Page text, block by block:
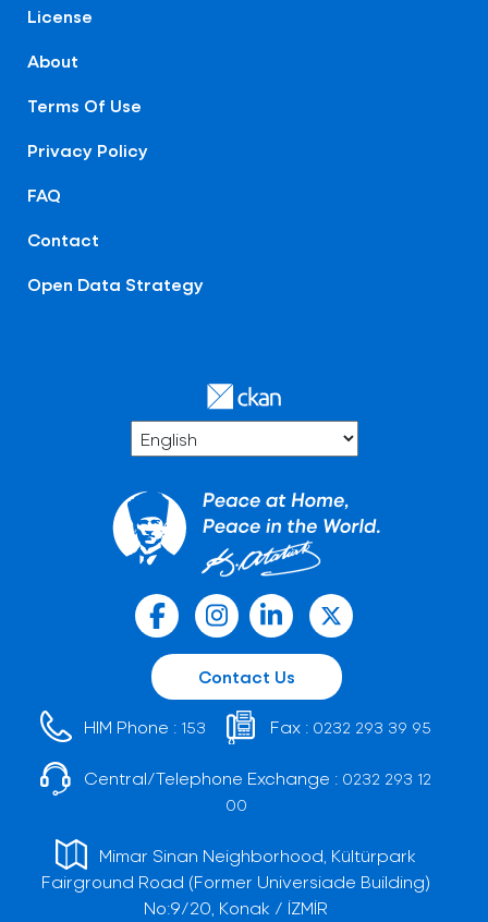
License
About
Terms Of Use
Privacy Policy
FAQ
Contact
Open Data Strategy
Contact Us
HIM Phone : 153 Fax : 0232 293 39 95
Central/Telephone Exchange : 0232 293 12
00
Mimar Sinan Neighborhood, Kültürpark
Fairground Road (Former Universiade Building)
No:9/20, Konak / İZMİR